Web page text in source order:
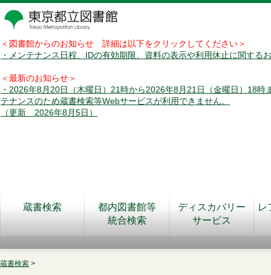
＜図書館からのお知らせ 詳細は以下をクリックしてください＞
・メンテナンス日程、IDの有効期限、資料の表示や利用休止に関する
＜最新のお知らせ＞
・2026年8月20日（木曜日）21時から2026年8月21日（金曜日）18時
テナンスのため蔵書検索等Webサービスが利用できません。
（更新 2026年8月5日）
蔵書検索
都内図書館等
統合検索
ディスカバリー
サービス
レ
蔵書検索 >